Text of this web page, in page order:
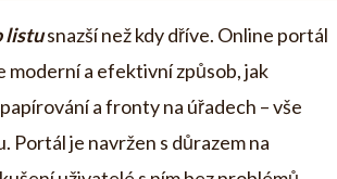
listusnazší než kdy dříve. Online portál
a efektivní způsob, jak
a fronty na úřadech – vše
Portál je navržen s důrazem na